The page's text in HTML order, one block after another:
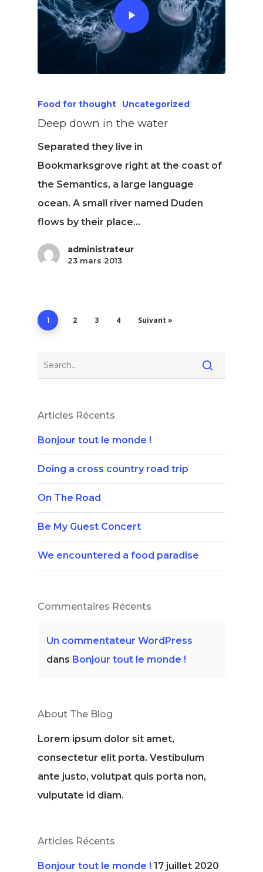
Food for thought Uncategorized
Deep down in the water
Separated they live in
Bookmarksgrove right at the coast of
the Semantics, a large language
ocean. A small river named Duden
flows by their place…
administrateur
23 mars 2013
1 2 3 4 Suivant »
Articles Récents
Bonjour tout le monde !
Doing a cross country road trip
On The Road
Be My Guest Concert
We encountered a food paradise
Commentaires Récents
Un commentateur WordPress
dans Bonjour tout le monde !
About The Blog
Lorem ipsum dolor sit amet,
consectetur elit porta. Vestibulum
ante justo, volutpat quis porta non,
vulputate id diam.
Articles Récents
Bonjour tout le monde ! 17 juillet 2020